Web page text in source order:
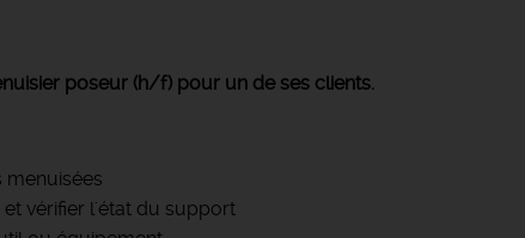
poseur (h/f) pour un de ses clients.
vérifier l'état du support